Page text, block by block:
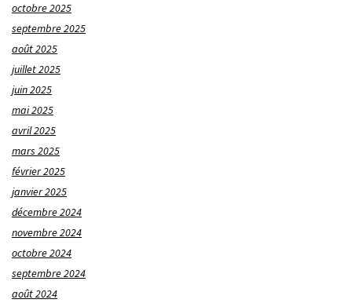
octobre 2025
septembre 2025
août 2025
juillet 2025
juin 2025
mai 2025
avril 2025
mars 2025
février 2025
janvier 2025
décembre 2024
novembre 2024
octobre 2024
septembre 2024
août 2024